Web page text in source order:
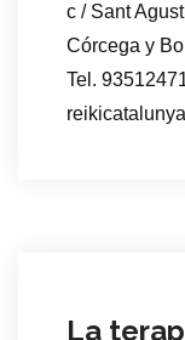
c / Sant
Córcega y
Tel.
La